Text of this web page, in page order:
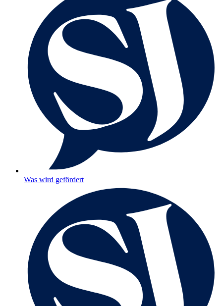
Was wird gefördert